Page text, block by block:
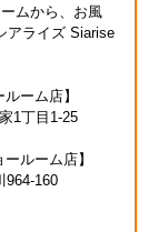
ムから、お風
アライズ Siarise
ーム店】
1丁目1-25
ルーム店】
964-160